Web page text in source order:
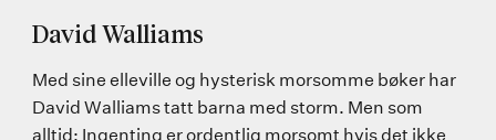
David Walliams
Med sine elleville og hysterisk morsomme bøker har
David Walliams tatt barna med storm. Men som
alltid: Ingenting er ordentlig morsomt hvis det ikke